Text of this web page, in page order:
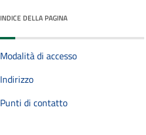
INDICE DELLA PAGINA
Modalità di accesso
Indirizzo
Punti di contatto